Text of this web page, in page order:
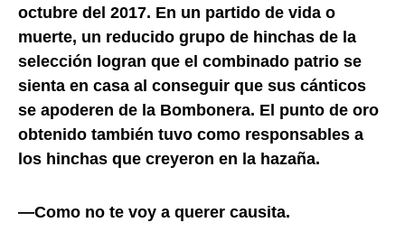
octubre del 2017. En un partido de vida o
muerte, un reducido grupo de hinchas de la
selección logran que el combinado patrio se
sienta en casa al conseguir que sus cánticos
se apoderen de la Bombonera. El punto de oro
obtenido también tuvo como responsables a
los hinchas que creyeron en la hazaña.
—Como no te voy a querer causita.